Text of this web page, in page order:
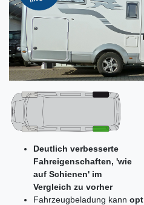
Deutlich verbesserte
Fahreigenschaften, 'wie
auf Schienen' im
Vergleich zu vorher
Fahrzeugbeladung kann